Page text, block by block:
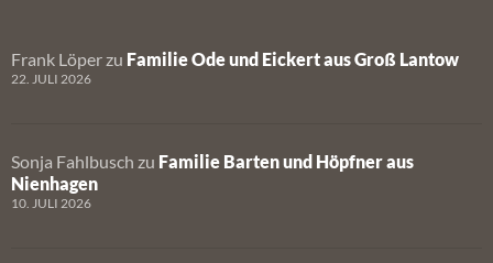
Frank Löper zu Familie Ode und Eickert aus Groß Lantow
22. JULI 2026
Sonja Fahlbusch zu Familie Barten und Höpfner aus
Nienhagen
10. JULI 2026